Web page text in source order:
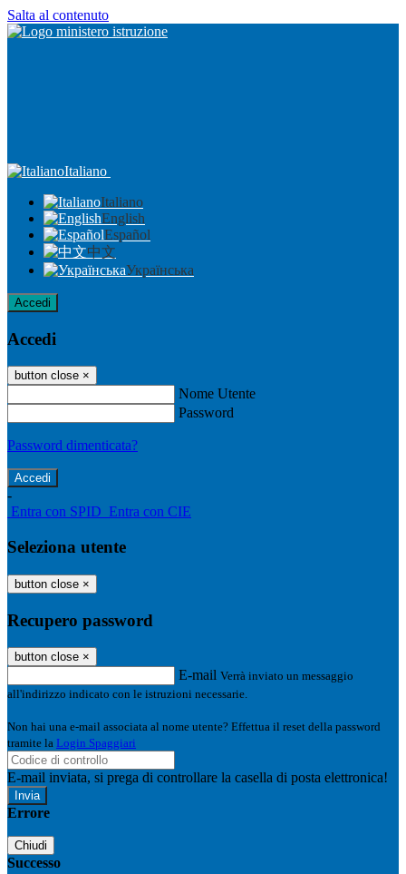
Salta al contenuto
Italiano
Italiano
English
Español
中文
Українська
Accedi
Accedi
button close ×
Nome Utente
Password
Password dimenticata?
-
Entra con SPID Entra con CIE
Seleziona utente
button close ×
Recupero password
button close ×
E-mail Verrà inviato un messaggio
all'indirizzo indicato con le istruzioni necessarie.
Non hai una e-mail associata al nome utente? Effettua il reset della password
tramite la Login Spaggiari
E-mail inviata, si prega di controllare la casella di posta elettronica!
Errore
Chiudi
Successo